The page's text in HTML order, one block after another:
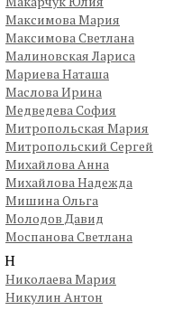
Максимова Мария
Максимова Светлана
Малиновская Лариса
Мариева Наташа
Маслова Ирина
Медведева София
Митропольская Мария
Митропольский Сергей
Михайлова Анна
Михайлова Надежда
Мишина Ольга
Молодов Давид
Моспанова Светлана
Н
Николаева Мария
Никулин Антон